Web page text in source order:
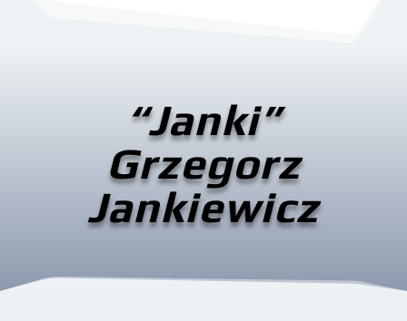
“Janki”
Grzegorz
Jankiewicz